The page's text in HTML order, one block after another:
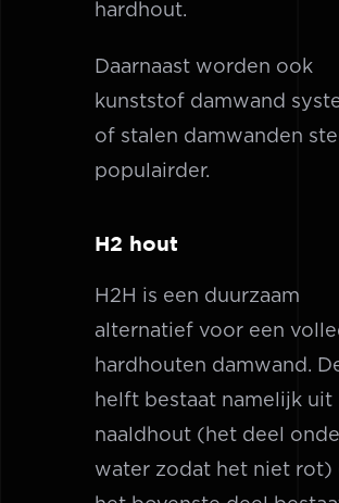
hardhout.
Daarnaast worden ook
kunststof damwand
of stalen damwanden
populairder.
H2 hout
H2H is een duurzaam
alternatief voor een
hardhouten damwand.
helft bestaat namelijk uit
naaldhout (het deel
water zodat het niet rot)